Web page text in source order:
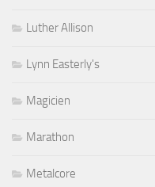
Luther Allison
Lynn Easterly's
Magicien
Marathon
Metalcore